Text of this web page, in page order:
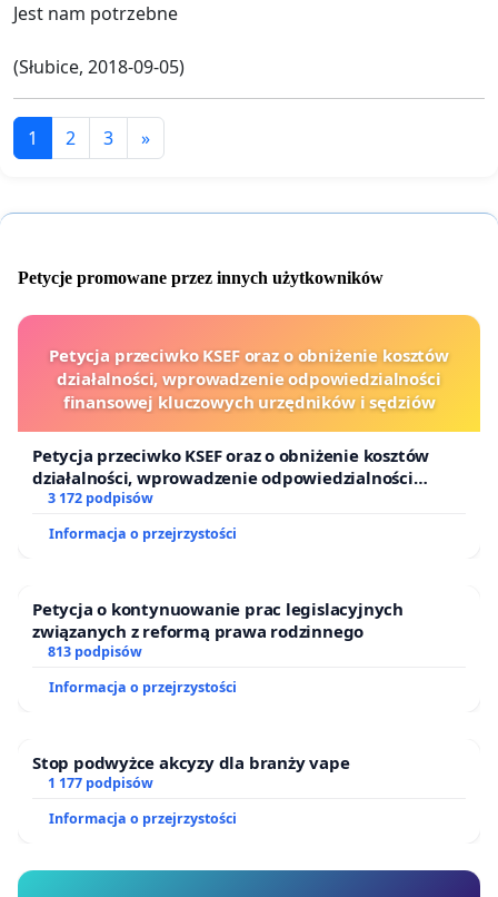
Jest nam potrzebne
(Słubice, 2018-09-05)
1 2 3 »
Petycje promowane przez innych użytkowników
Petycja przeciwko KSEF oraz o obniżenie kosztów
działalności, wprowadzenie odpowiedzialności
finansowej kluczowych urzędników i sędziów
Petycja przeciwko KSEF oraz o obniżenie kosztów
działalności, wprowadzenie odpowiedzialności
finansowej kluczowych urzędników i sędziów
3 172 podpisów
Informacja o przejrzystości
Petycja o kontynuowanie prac legislacyjnych
związanych z reformą prawa rodzinnego
813 podpisów
Informacja o przejrzystości
Stop podwyżce akcyzy dla branży vape
1 177 podpisów
Informacja o przejrzystości